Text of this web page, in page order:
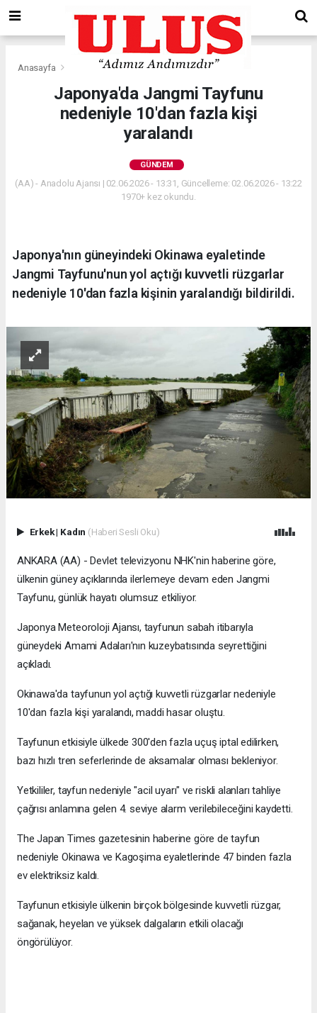
Anasayfa Gündem
Japonya'da Jangmi Tayfunu
nedeniyle 10'dan fazla kişi
yaralandı
GÜNDEM
(AA) - Anadolu Ajansı | 02.06.2026 - 13:31, Güncelleme: 02.06.2026 - 13:22
1970+ kez okundu.
Japonya'nın güneyindeki Okinawa eyaletinde
Jangmi Tayfunu'nun yol açtığı kuvvetli rüzgarlar
nedeniyle 10'dan fazla kişinin yaralandığı bildirildi.
Erkek| Kadın (Haberi Sesli Oku)
ANKARA (AA) - Devlet televizyonu NHK'nin haberine göre,
ülkenin güney açıklarında ilerlemeye devam eden Jangmi
Tayfunu, günlük hayatı olumsuz etkiliyor.
Japonya Meteoroloji Ajansı, tayfunun sabah itibarıyla
güneydeki Amami Adaları'nın kuzeybatısında seyrettiğini
açıkladı.
Okinawa'da tayfunun yol açtığı kuvvetli rüzgarlar nedeniyle
10'dan fazla kişi yaralandı, maddi hasar oluştu.
Tayfunun etkisiyle ülkede 300'den fazla uçuş iptal edilirken,
bazı hızlı tren seferlerinde de aksamalar olması bekleniyor.
Yetkililer, tayfun nedeniyle "acil uyarı" ve riskli alanları tahliye
çağrısı anlamına gelen 4. seviye alarm verilebileceğini kaydetti.
The Japan Times gazetesinin haberine göre de tayfun
nedeniyle Okinawa ve Kagoşima eyaletlerinde 47 binden fazla
ev elektriksiz kaldı.
Tayfunun etkisiyle ülkenin birçok bölgesinde kuvvetli rüzgar,
sağanak, heyelan ve yüksek dalgaların etkili olacağı
öngörülüyor.